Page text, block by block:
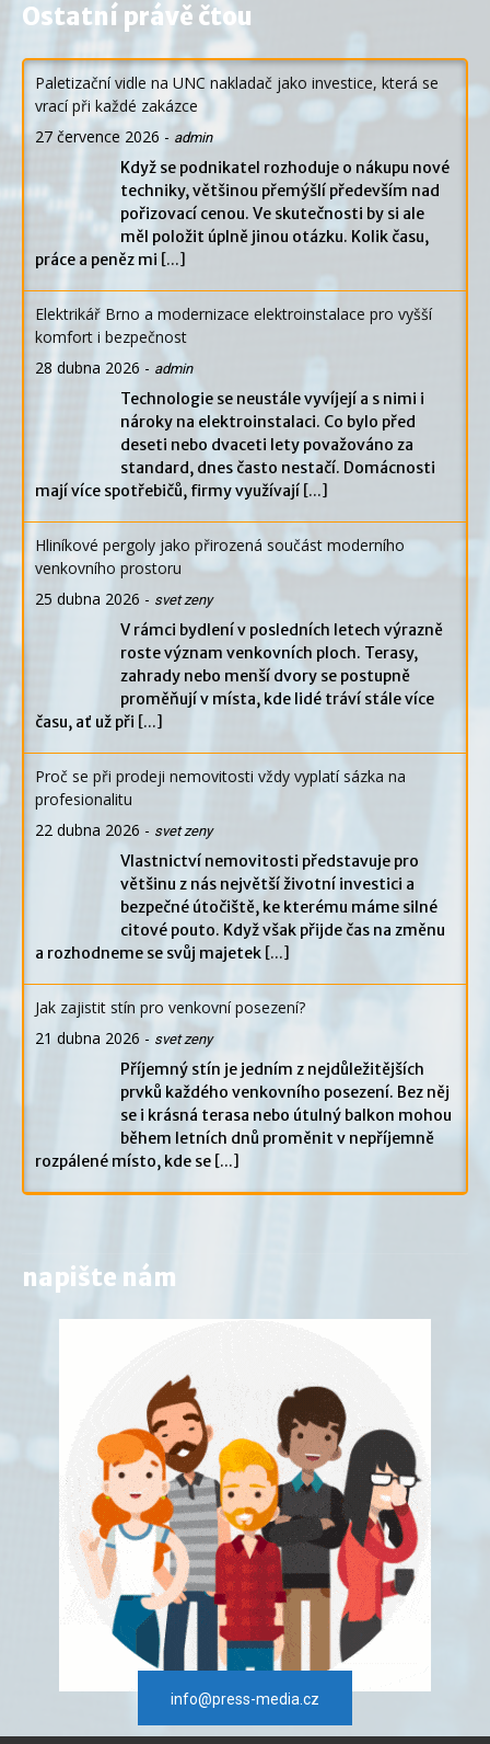
Ostatní právě čtou
Paletizační vidle na UNC nakladač jako investice, která se
vrací při každé zakázce
27 července 2026 - admin
Když se podnikatel rozhoduje o nákupu nové
techniky, většinou přemýšlí především nad
pořizovací cenou. Ve skutečnosti by si ale
měl položit úplně jinou otázku. Kolik času,
práce a peněz mi [...]
Elektrikář Brno a modernizace elektroinstalace pro vyšší
komfort i bezpečnost
28 dubna 2026 - admin
Technologie se neustále vyvíjejí a s nimi i
nároky na elektroinstalaci. Co bylo před
deseti nebo dvaceti lety považováno za
standard, dnes často nestačí. Domácnosti
mají více spotřebičů, firmy využívají [...]
Hliníkové pergoly jako přirozená součást moderního
venkovního prostoru
25 dubna 2026 - svet zeny
V rámci bydlení v posledních letech výrazně
roste význam venkovních ploch. Terasy,
zahrady nebo menší dvory se postupně
proměňují v místa, kde lidé tráví stále více
času, ať už při [...]
Proč se při prodeji nemovitosti vždy vyplatí sázka na
profesionalitu
22 dubna 2026 - svet zeny
Vlastnictví nemovitosti představuje pro
většinu z nás největší životní investici a
bezpečné útočiště, ke kterému máme silné
citové pouto. Když však přijde čas na změnu
a rozhodneme se svůj majetek [...]
Jak zajistit stín pro venkovní posezení?
21 dubna 2026 - svet zeny
Příjemný stín je jedním z nejdůležitějších
prvků každého venkovního posezení. Bez něj
se i krásná terasa nebo útulný balkon mohou
během letních dnů proměnit v nepříjemně
rozpálené místo, kde se [...]
napište nám
info@press-media.cz